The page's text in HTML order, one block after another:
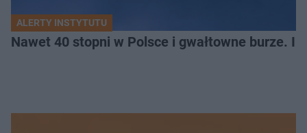
ALERTY INSTYTUTU
Nawet 40 stopni w Polsce i gwałtowne burze.